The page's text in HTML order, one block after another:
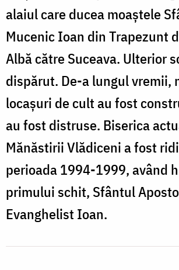
alaiul care ducea moaștele
Mucenic Ioan din Trapezunt
Albă către Suceava. Ulterior
dispărut. De-a lungul vremii,
locașuri de cult au fost
au fost distruse. Biserica
Mănăstirii Vlădiceni a fost
perioada 1994-1999, având
primului schit, Sfântul
Evanghelist Ioan.